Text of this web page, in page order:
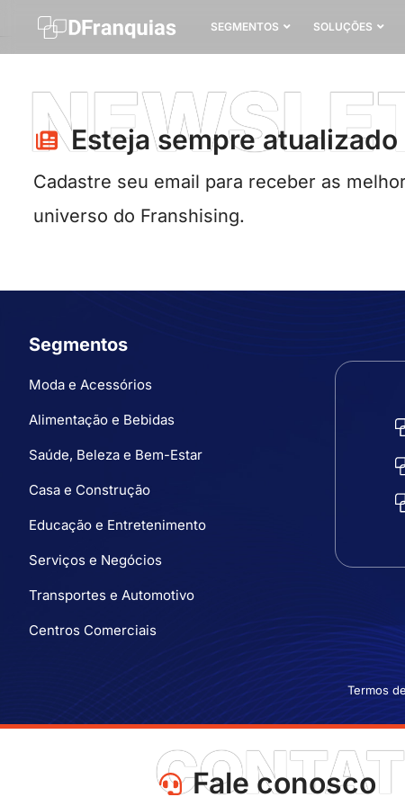
SEGMENTOS SOLUÇÕES
Esteja sempre atualizado​
Cadastre seu email para receber as
universo do Franshising.
Segmentos
Moda e Acessórios
Alimentação e Bebidas
Saúde, Beleza e Bem-Estar
Casa e Construção
Educação e Entretenimento
Serviços e Negócios
Transportes e Automotivo
Centros Comerciais
Termos
Fale conosco